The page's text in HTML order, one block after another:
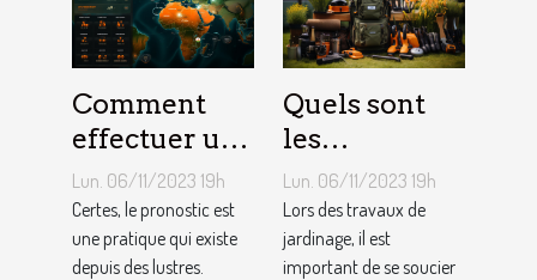
Comment
effectuer un
pronostic en
ligne ?
Lun. 06/11/2023 19h
Certes, le pronostic est
une pratique qui existe
depuis des lustres.
Quels sont
les
équipements
pour le
jardinage ?
Lun. 06/11/2023 19h
Lors des travaux de
jardinage, il est
important de se soucier